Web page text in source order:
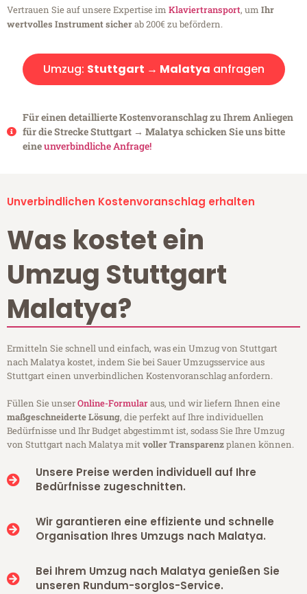
Vertrauen Sie auf unsere Expertise im Klaviertransport, um Ihr
wertvolles Instrument sicherab 200€ zu befördern.
Umzug: Stuttgart → Malatya anfragen
Für einen detaillierte Kostenvoranschlag zu Ihrem Anliegen
für die Strecke Stuttgart → Malatya schicken Sie uns bitte
eineunverbindliche Anfrage!
Unverbindlichen Kostenvoranschlag erhalten
Was kostet ein
Umzug Stuttgart
Malatya?
Ermitteln Sie schnell und einfach, was ein Umzug von Stuttgart
nach Malatya kostet, indem Sie bei Sauer Umzugsservice aus
Stuttgart einen unverbindlichen Kostenvoranschlag anfordern.
Füllen Sie unserOnline-Formularaus, und wir liefern Ihnen eine
maßgeschneiderte Lösung, die perfekt auf Ihre individuellen
Bedürfnisse und Ihr Budget abgestimmt ist, sodass Sie Ihre Umzug
von Stuttgart nach Malatya mitvoller Transparenzplanen können.
Unsere Preise werden individuell auf Ihre
Bedürfnisse zugeschnitten.
Wir garantieren eine effiziente und schnelle
Organisation Ihres Umzugs nach Malatya.
Bei Ihrem Umzug nach Malatya genießen Sie
unseren Rundum-sorglos-Service.